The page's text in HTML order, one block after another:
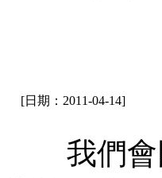
[日期：2011-04-14]
我們會因